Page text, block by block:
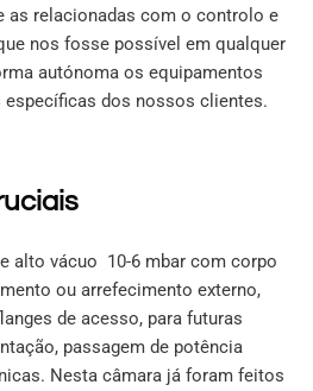
as relacionadas com o controlo e
nos fosse possível em qualquer
autónoma os equipamentos
específicas dos nossos clientes.
alto vácuo 10-6 mbar com corpo
ou arrefecimento externo,
de acesso, para futuras
passagem de potência
Nesta câmara já foram feitos